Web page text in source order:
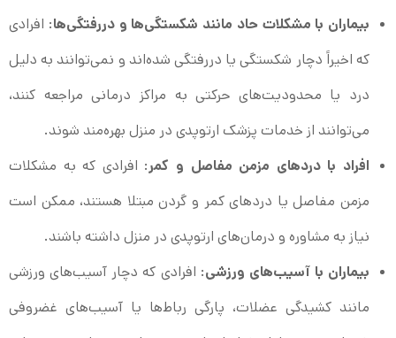
بیماران با مشکلات حاد مانند شکستگی‌ها و دررفتگی‌ها: افرادی
که اخیراً دچار شکستگی یا دررفتگی شده‌اند و نمی‌توانند به دلیل
درد یا محدودیت‌های حرکتی به مراکز درمانی مراجعه کنند،
می‌توانند از خدمات پزشک ارتوپدی در منزل بهره‌مند شوند.
افراد با دردهای مزمن مفاصل و کمر: افرادی که به مشکلات
مزمن مفاصل یا دردهای کمر و گردن مبتلا هستند، ممکن است
نیاز به مشاوره و درمان‌های ارتوپدی در منزل داشته باشند.
بیماران با آسیب‌های ورزشی: افرادی که دچار آسیب‌های ورزشی
مانند کشیدگی عضلات، پارگی رباط‌ها یا آسیب‌های غضروفی